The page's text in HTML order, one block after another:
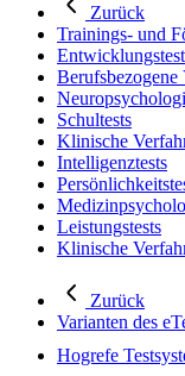
Zurück
Trainings- und
Berufsbezogene
Schultests
Klinische
Intelligenztests
Leistungstests
Klinische
Zurück
Varianten des
Hogrefe